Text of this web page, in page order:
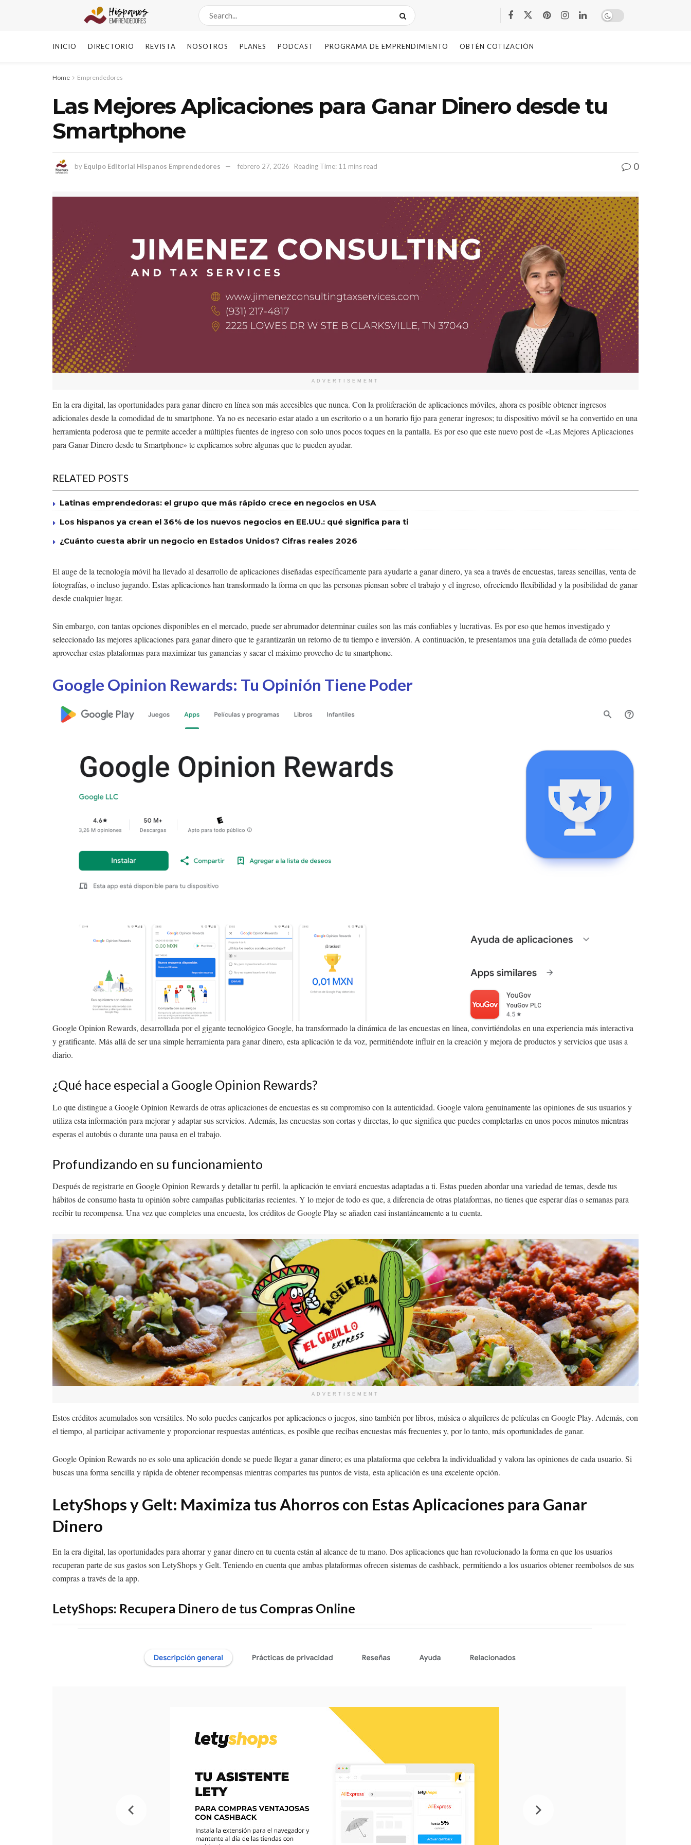
INICIO DIRECTORIO REVISTA NOSOTROS PLANES PODCAST PROGRAMA DE EMPRENDIMIENTO OBTÉN COTIZACIÓN
Home Emprendedores
Las Mejores Aplicaciones para Ganar Dinero desde tu
Smartphone
by Equipo Editorial Hispanos Emprendedores febrero 27, 2026 Reading Time: 11 mins read 0
ADVERTISEMENT
En la era digital, las oportunidades para ganar dinero en línea son más accesibles que nunca. Con la proliferación de aplicaciones móviles, ahora es posible obtener ingresos
adicionales desde la comodidad de tu smartphone. Ya no es necesario estar atado a un escritorio o a un horario fijo para generar ingresos; tu dispositivo móvil se ha convertido en una
herramienta poderosa que te permite acceder a múltiples fuentes de ingreso con solo unos pocos toques en la pantalla. Es por eso que este nuevo post de «Las Mejores Aplicaciones
para Ganar Dinero desde tu Smartphone» te explicamos sobre algunas que te pueden ayudar.
RELATED POSTS
Latinas emprendedoras: el grupo que más rápido crece en negocios en USA
Los hispanos ya crean el 36% de los nuevos negocios en EE.UU.: qué significa para ti
¿Cuánto cuesta abrir un negocio en Estados Unidos? Cifras reales 2026
El auge de la tecnología móvil ha llevado al desarrollo de aplicaciones diseñadas específicamente para ayudarte a ganar dinero, ya sea a través de encuestas, tareas sencillas, venta de
fotografías, o incluso jugando. Estas aplicaciones han transformado la forma en que las personas piensan sobre el trabajo y el ingreso, ofreciendo flexibilidad y la posibilidad de ganar
desde cualquier lugar.
Sin embargo, con tantas opciones disponibles en el mercado, puede ser abrumador determinar cuáles son las más confiables y lucrativas. Es por eso que hemos investigado y
seleccionado las mejores aplicaciones para ganar dinero que te garantizarán un retorno de tu tiempo e inversión. A continuación, te presentamos una guía detallada de cómo puedes
aprovechar estas plataformas para maximizar tus ganancias y sacar el máximo provecho de tu smartphone.
Google Opinion Rewards: Tu Opinión Tiene Poder
Google Opinion Rewards, desarrollada por el gigante tecnológico Google, ha transformado la dinámica de las encuestas en línea, convirtiéndolas en una experiencia más interactiva
y gratificante. Más allá de ser una simple herramienta para ganar dinero, esta aplicación te da voz, permitiéndote influir en la creación y mejora de productos y servicios que usas a
diario.
¿Qué hace especial a Google Opinion Rewards?
Lo que distingue a Google Opinion Rewards de otras aplicaciones de encuestas es su compromiso con la autenticidad. Google valora genuinamente las opiniones de sus usuarios y
utiliza esta información para mejorar y adaptar sus servicios. Además, las encuestas son cortas y directas, lo que significa que puedes completarlas en unos pocos minutos mientras
esperas el autobús o durante una pausa en el trabajo.
Profundizando en su funcionamiento
Después de registrarte en Google Opinion Rewards y detallar tu perfil, la aplicación te enviará encuestas adaptadas a ti. Estas pueden abordar una variedad de temas, desde tus
hábitos de consumo hasta tu opinión sobre campañas publicitarias recientes. Y lo mejor de todo es que, a diferencia de otras plataformas, no tienes que esperar días o semanas para
recibir tu recompensa. Una vez que completes una encuesta, los créditos de Google Play se añaden casi instantáneamente a tu cuenta.
ADVERTISEMENT
Estos créditos acumulados son versátiles. No solo puedes canjearlos por aplicaciones o juegos, sino también por libros, música o alquileres de películas en Google Play. Además, con
el tiempo, al participar activamente y proporcionar respuestas auténticas, es posible que recibas encuestas más frecuentes y, por lo tanto, más oportunidades de ganar.
Google Opinion Rewards no es solo una aplicación donde se puede llegar a ganar dinero; es una plataforma que celebra la individualidad y valora las opiniones de cada usuario. Si
buscas una forma sencilla y rápida de obtener recompensas mientras compartes tus puntos de vista, esta aplicación es una excelente opción.
LetyShops y Gelt: Maximiza tus Ahorros con Estas Aplicaciones para Ganar
Dinero
En la era digital, las oportunidades para ahorrar y ganar dinero en tu cuenta están al alcance de tu mano. Dos aplicaciones que han revolucionado la forma en que los usuarios
recuperan parte de sus gastos son LetyShops y Gelt. Teniendo en cuenta que ambas plataformas ofrecen sistemas de cashback, permitiendo a los usuarios obtener reembolsos de sus
compras a través de la app.
LetyShops: Recupera Dinero de tus Compras Online